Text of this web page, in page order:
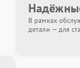
В рамках
детали — для